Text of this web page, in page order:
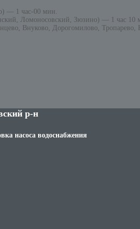
— 1 час-00 мин.
Ломоносовский, Зюзино) — 1 час 10
Внуково, Дорогомилово, Тропарево,
р-н
насоса водоснабжения